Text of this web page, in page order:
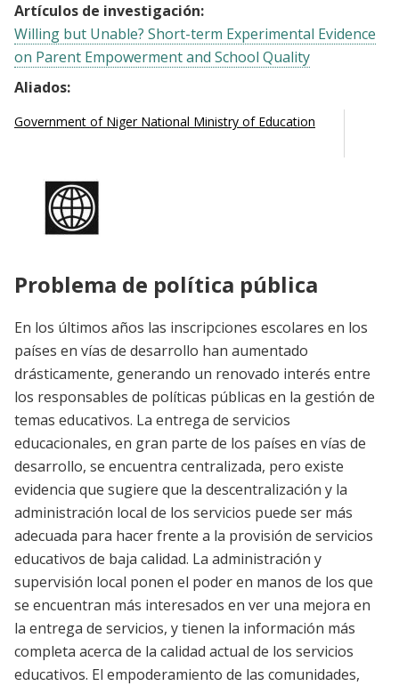
Artículos de investigación:
Willing but Unable? Short-term Experimental Evidence
on Parent Empowerment and School Quality
Aliados:
Government of Niger National Ministry of Education
Problema de política pública
En los últimos años las inscripciones escolares en los
países en vías de desarrollo han aumentado
drásticamente, generando un renovado interés entre
los responsables de políticas públicas en la gestión de
temas educativos. La entrega de servicios
educacionales, en gran parte de los países en vías de
desarrollo, se encuentra centralizada, pero existe
evidencia que sugiere que la descentralización y la
administración local de los servicios puede ser más
adecuada para hacer frente a la provisión de servicios
educativos de baja calidad. La administración y
supervisión local ponen el poder en manos de los que
se encuentran más interesados en ver una mejora en
la entrega de servicios, y tienen la información más
completa acerca de la calidad actual de los servicios
educativos. El empoderamiento de las comunidades,